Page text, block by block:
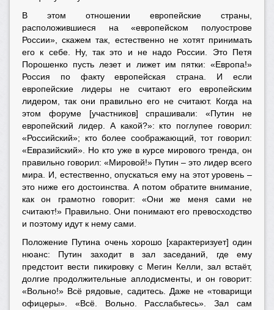
В этом отношении европейские страны,
расположившиеся на «европейском полуострове
России», скажем так, естественно не хотят принимать
его к себе. Ну, так это и не надо России. Это Петя
Порошенко пусть лезет и лижет им пятки: «Европа!»
Россия по факту европейская страна. И если
европейские лидеры не считают его европейским
лидером, так они правильно его не считают. Когда на
этом форуме [участников] спрашивали: «Путин не
европейский лидер. А какой?»: кто поглупее говорил:
«Российский»; кто более соображающий, тот говорил:
«Евразийский». Но кто уже в курсе мирового тренда, он
правильно говорил: «Мировой!» Путин – это лидер всего
мира. И, естественно, опускаться ему на этот уровень –
это ниже его достоинства. А потом обратите внимание,
как он грамотно говорит: «Они же меня сами не
считают!» Правильно. Они понимают его превосходство
и поэтому идут к нему сами.
Положение Путина очень хорошо [характеризует] один
нюанс: Путин заходит в зал заседаний, где ему
предстоит вести пикировку с Мегин Келли, зал встаёт,
долгие продолжительные аплодисменты, и он говорит:
«Вольно!» Всё рядовые, садитесь. Даже не «товарищи
офицеры». «Всё. Вольно. Расслабьтесь». Зал сам